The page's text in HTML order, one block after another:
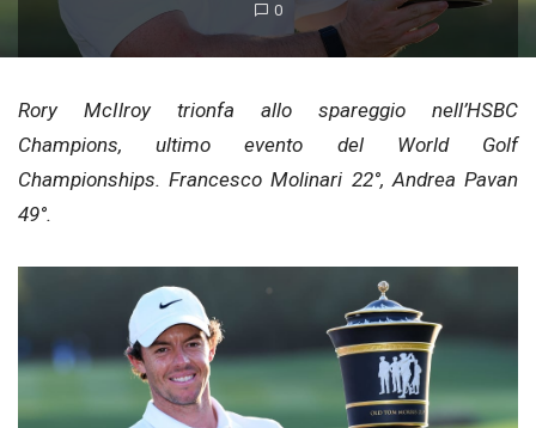
0
Rory McIlroy trionfa allo spareggio nell’HSBC
Champions, ultimo evento del World Golf
Championships. Francesco Molinari 22°, Andrea Pavan
49°.